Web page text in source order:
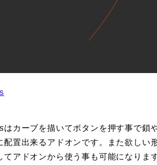
カーブを描いてボタンを押す事で鎖
配置出来るアドオンです。また欲しい
てアドオンから使う事も可能になりま